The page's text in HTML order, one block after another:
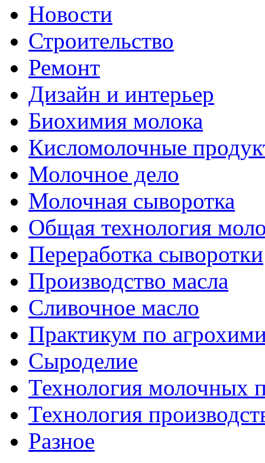
Новости
Строительство
Ремонт
Дизайн и интерьер
Биохимия молока
Кисломолочные
Молочное дело
Молочная сыворотка
Общая технология
Переработка сыворотки
Производство масла
Сливочное масло
Практикум по
Сыроделие
Технология молочных
Технология
Разное